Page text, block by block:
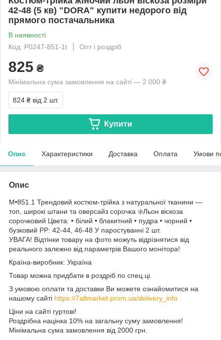
42-48 (5 кв) "DORA" купити недорого від
прямого постачальника
В наявності
Код: P0247-851-1t
Опт і роздріб
825 ₴
Мінімальна сума замовлення на сайті — 2 000 ₴
824 ₴ від 2 шт.
Купити
Опис Характеристики Доставка Оплата Умови
Опис
М•851.1 Трендовий костюм-трійка з натуральної тканини —
топ, широкі штани та оверсайз сорочка ❇️Льон віскоза
сорочковий Цвета: • білий • блакитний • пудра • чорний •
бузковий РР: 42-44, 46-48 У паростуванні 2 шт.
УВАГА! Відтінки товару на фото можуть відрізнятися від
реального залежно від параметрів Вашого монітора!
Країна-виробник: Україна
Товар можна придбати в роздріб по спец.ці.
З умовою оплати та доставки Ви можете ознайомитися на
нашому сайті https://7allmarket.prom.ua/delivery_info
Ціни на сайті гуртові!
Роздрібна націнка 10% на загальну суму замовлення!
Мінімальна сума замовлення від 2000 грн.